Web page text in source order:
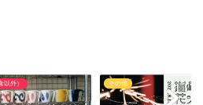
お店（飲食以外）